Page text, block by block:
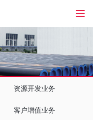
资源开发业务
客户增值业务